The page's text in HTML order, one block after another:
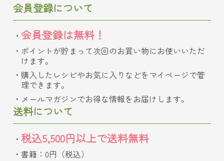
会員登録について
会員登録は無料！
ポイントが貯まって次回のお買い物にお使いいただ
けます。
購入したレシピやお気に入りなどをマイページで管
理できます。
メールマガジンでお得な情報をお届けします。
送料について
税込5,500円以上で送料無料
書籍：0円（税込）